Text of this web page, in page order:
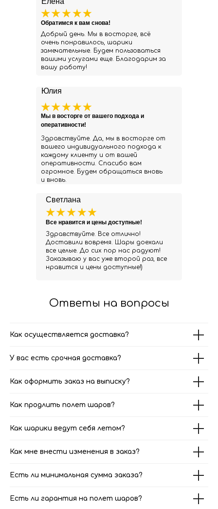
Юлия
Здравствуйте. Да, мы в восторге от
вашего индивидуального подхода к
каждому клиенту и от вашей
оперативности. Спасибо вам
огромное. Будем обращаться вновь
и вновь.
Мы в восторге от вашего подхода и
оперативности!
Светлана
Здравствуйте. Все отлично!
Доставили вовремя. Шары доехали
все целые. До сих пор нас радуют!
Заказываю у вас уже второй раз, все
нравится и цены доступные!)
Все нравится и цены доступные!
Добрый день. Мы в восторге, всё
очень понравилось, шарики
замечательные. Будем пользоваться
вашими услугами еще. Благодарим за
вашу работу!
Обратимся к вам снова!
Ответы на вопросы
Как осуществляется доставка?
У вас есть срочная доставка?
Как оформить заказ на выписку?
Как продлить полет шаров?
Как шарики ведут себя летом?
Как мне внести изменения в заказ?
Есть ли минимальная сумма заказа?
Есть ли гарантия на полет шаров?